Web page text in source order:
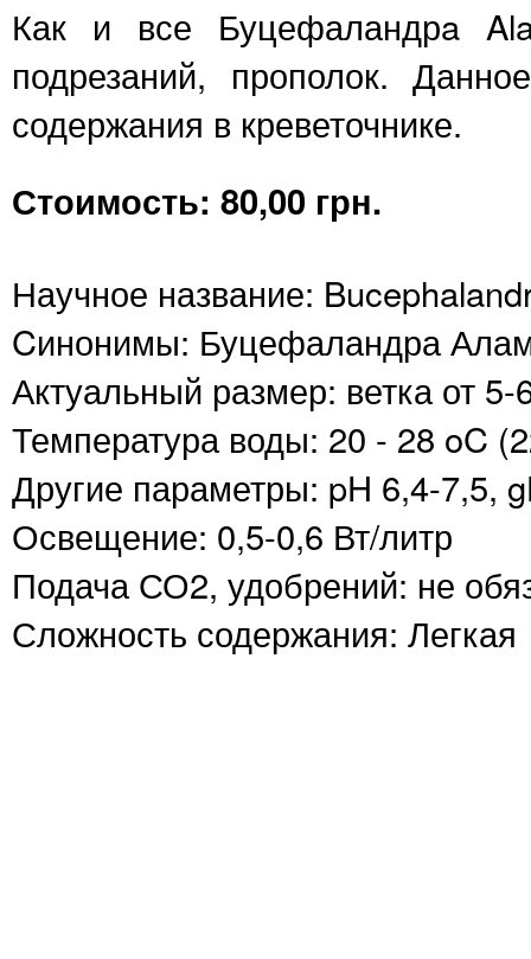
Как и все Буцефаландрa
подрезаний, прополок.
содержания в креветочнике.
Стоимость: 80,00 грн.
Научное название:
Cинонимы: Буцефаландра
Актуальный размер: ветка от 5-
Температура воды: 20 - 28 oC
Другие параметры: pH 6,4-7,5,
Освещение: 0,5-0,6 Вт/литр
Подача СО2, удобрений: не
Сложность содержания: Легкая